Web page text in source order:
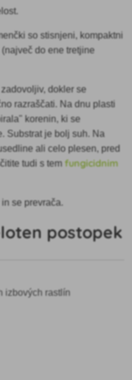
so stisnjeni, kompaktni
do ene tretjine
dokler se
razraščati. Na dnu plasti
korenin, ki se
Substrat je bolj suh. Na
ali celo plesen, pred
tudi s temfungicidnim
se prevrača.
postopek